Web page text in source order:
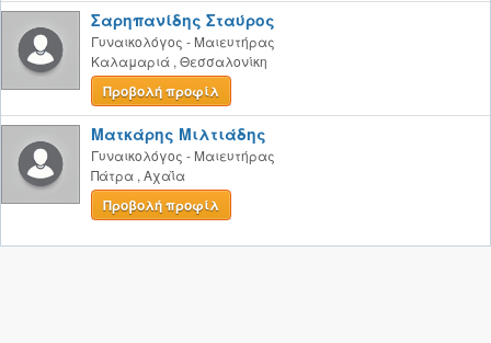
Σαρηπανίδης Σταύρος
Γυναικολόγος - Μαιευτήρας
Καλαμαριά , Θεσσαλονίκη
Προβολή προφίλ
Ματκάρης Μιλτιάδης
Γυναικολόγος - Μαιευτήρας
Πάτρα , Αχαΐα
Προβολή προφίλ